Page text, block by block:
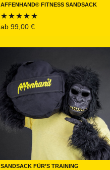
Affenhand® Fitness Sandsack
Bewertet mit
ab 99,00 €
Sandsack für’s Training